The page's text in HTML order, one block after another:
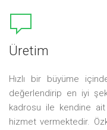
Üretim
Hızlı bir büyüme
değerlendirip en iyi
kadrosu ile kendine ait
hizmet vermektedir.